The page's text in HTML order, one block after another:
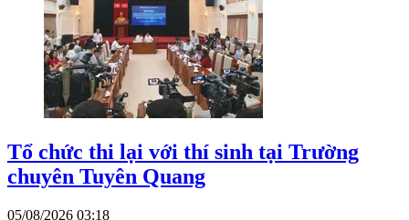
Tổ chức thi lại với thí sinh tại Trường
chuyên Tuyên Quang
05/08/2026 03:18